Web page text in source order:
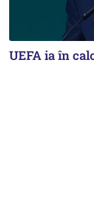
UEFA ia în